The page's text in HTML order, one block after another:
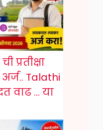
प्रतीक्षा
Talathi
वाढ … या